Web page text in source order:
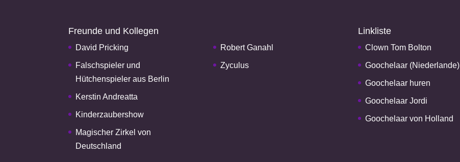
Freunde und Kollegen
David Pricking
Falschspieler und
Hütchenspieler aus Berlin
Kerstin Andreatta
Kinderzaubershow
Magischer Zirkel von
Deutschland
Robert Ganahl
Zyculus
Linkliste
Clown Tom Bolton
Goochelaar (Niederlande)
Goochelaar huren
Goochelaar Jordi
Goochelaar von Holland